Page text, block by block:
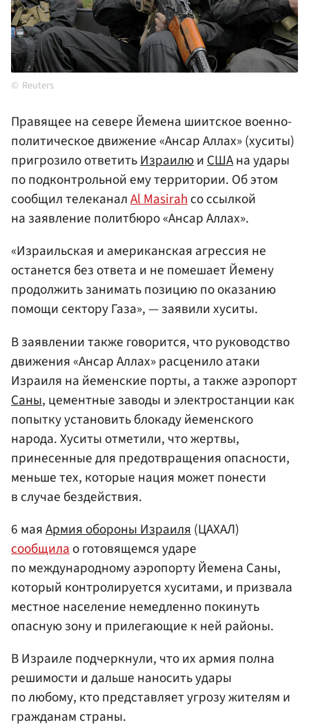
Reuters
Правящее на севере Йемена шиитское военно-
политическое движение «Ансар Аллах» (хуситы)
пригрозило ответитьИзраилюиСШАна удары
по подконтрольной ему территории. Об этом
сообщил телеканалAl Masirahсо ссылкой
на заявление политбюро «Ансар Аллах».
«Израильская и американская агрессия не
останется без ответа и не помешает Йемену
продолжить занимать позицию по оказанию
помощи сектору Газа», — заявили хуситы.
В заявлении также говорится, что руководство
движения «Ансар Аллах» расценило атаки
Израиля на йеменские порты, а также аэропорт
Саны, цементные заводы и электростанции как
попытку установить блокаду йеменского
народа. Хуситы отметили, что жертвы,
принесенные для предотвращения опасности,
меньше тех, которые нация может понести
в случае бездействия.
6 маяАрмия обороны Израиля(ЦАХАЛ)
сообщилао готовящемся ударе
по международному аэропорту Йемена Саны,
который контролируется хуситами, и призвала
местное население немедленно покинуть
опасную зону и прилегающие к ней районы.
В Израиле подчеркнули, что их армия полна
решимости и дальше наносить удары
по любому, кто представляет угрозу жителям и
гражданам страны.